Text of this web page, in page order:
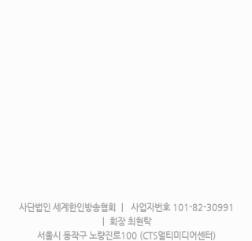
사단법인 세계한인방송협회 ㅣ 사업자번호 101-82-30991
ㅣ 회장 최현탁
서울시 동작구 노량진로100 (CTS멀티미디어센터)